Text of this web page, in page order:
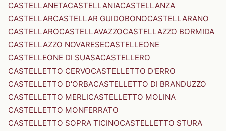
CASTELLANETACASTELLANIACASTELLANZA
CASTELLARCASTELLAR GUIDOBONOCASTELLARANO
CASTELLAROCASTELLAVAZZOCASTELLAZZO BORMIDA
CASTELLAZZO NOVARESECASTELLEONE
CASTELLEONE DI SUASACASTELLERO
CASTELLETTO CERVOCASTELLETTO D'ERRO
CASTELLETTO D'ORBACASTELLETTO DI BRANDUZZO
CASTELLETTO MERLICASTELLETTO MOLINA
CASTELLETTO MONFERRATO
CASTELLETTO SOPRA TICINOCASTELLETTO STURA